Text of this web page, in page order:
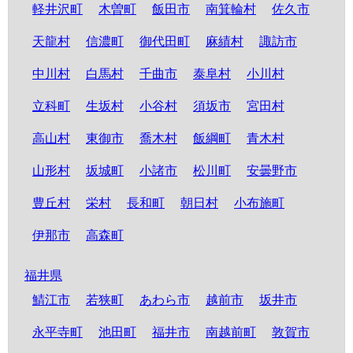
軽井沢町 木曽町 飯田市 南箕輪村 佐久市
天龍村 信濃町 御代田町 麻績村 諏訪市
中川村 白馬村 千曲市 泰阜村 小川村
立科町 生坂村 小谷村 須坂市 宮田村
高山村 東御市 喬木村 飯綱町 青木村
山形村 坂城町 小諸市 松川町 安曇野市
豊丘村 栄村 長和町 朝日村 小布施町
伊那市 高森町
福井県
鯖江市
若狭町 あわら市 越前市 坂井市
永平寺町 池田町 福井市 南越前町 敦賀市